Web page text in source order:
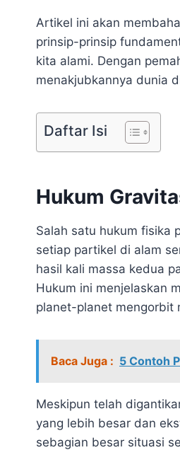
Artikel ini akan
prinsip-prinsip
kita alami. Dengan
menakjubkannya dunia
Daftar Isi
Hukum
Salah satu hukum fisika
setiap partikel di alam
hasil kali massa kedua
Hukum ini menjelaskan
planet-planet mengorbit
Baca Juga : 5 Contoh
Meskipun telah
yang lebih besar dan
sebagian besar situasi